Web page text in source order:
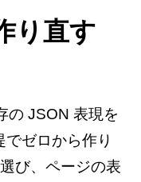
り直す
の JSON 表現を
ゼロから作り
び、ページの表